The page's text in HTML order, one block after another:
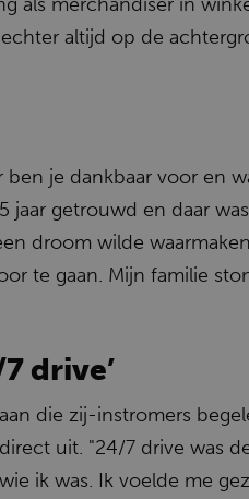
altijd op de
je dankbaar voor en
jaar getrouwd en daar
droom wilde
te gaan. Mijn familie
drive’
die zij-instromers
uit. "24/7 drive was
ik was. Ik voelde me